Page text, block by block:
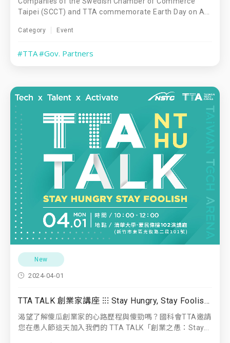
Taipei (SCCT) and TTA commemorate Earth Day on A...
Category Event
#TTA#Gov. Partners
New
2024-04-01
TTA TALK 創業家講座 ⁝⁝⁝ Stay Hungry, Stay Foolish! ⁝⁝⁝ 清華專場
渴望了解傻瓜創業家的心路歷程與傻勁嗎？國科會TTA邀請
您在愚人節這天加入我們的 TTA TALK「創業之愚：Stay...